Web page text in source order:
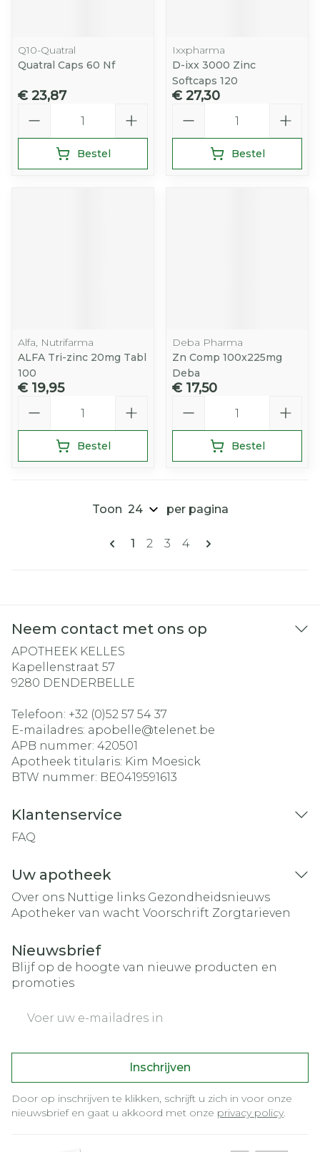
Q10-Quatral
Quatral Caps 60 Nf
€ 23,87
Bestel
Ixxpharma
D-ixx 3000 Zinc
Softcaps 120
€ 27,30
Bestel
Alfa, Nutrifarma
ALFA Tri-zinc 20mg Tabl
100
€ 19,95
Bestel
Deba Pharma
Zn Comp 100x225mg
Deba
€ 17,50
Bestel
Pagina's
U lees momenteel pagina
1 Pagina
2 Pagina
3 Pagina
4
Toon per pagina
Neem contact met ons op
APOTHEEK KELLES
Kapellenstraat 57
9280 DENDERBELLE
Telefoon: +32 (0)52 57 54 37
E-mailadres: apobelle@telenet.be
APB nummer: 420501
Apotheek titularis: Kim Moesick
BTW nummer: BE0419591613
Klantenservice
FAQ
Uw apotheek
Over ons Nuttige links Gezondheidsnieuws
Apotheker van wacht Voorschrift Zorgtarieven
Nieuwsbrief
Blijf op de hoogte van nieuwe producten en
promoties
Inschrijven
Door op inschrijven te klikken, schrijft u zich in voor onze
nieuwsbrief en gaat u akkoord met onze privacy policy.